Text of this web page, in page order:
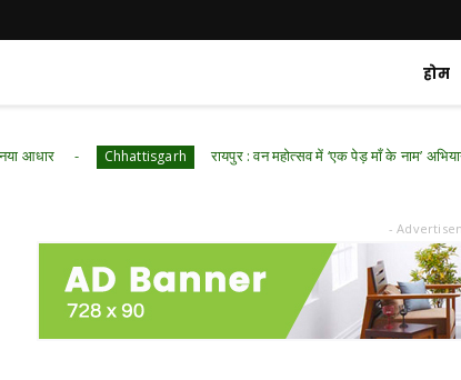
होम
Chhattisgarh रायपुर : वन महोत्सव में ‘एक पेड़ माँ के नाम’ अभियान को मिला
-